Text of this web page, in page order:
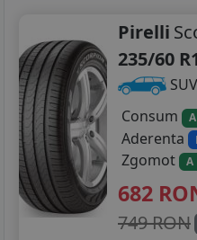
Pirelli
235/60
Consum
A
Aderenta
Zgomot A
682
749 RON